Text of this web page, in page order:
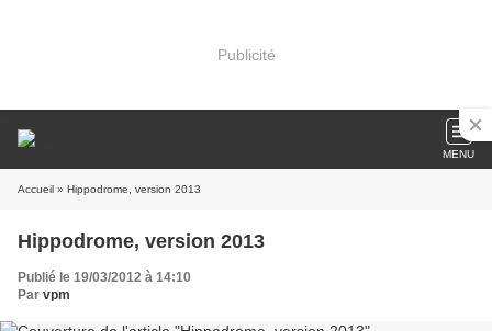
Publicité
MENU
Accueil » Hippodrome, version 2013
Hippodrome, version 2013
Publié le 19/03/2012 à 14:10
Par vpm